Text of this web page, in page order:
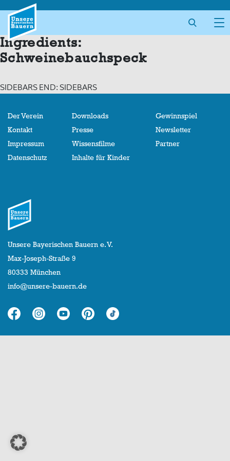
content
Ingredients:
Schweinebauchspeck
SIDEBARS END: SIDEBARS
Der Verein
Kontakt
Impressum
Datenschutz
Downloads
Presse
Wissensfilme
Inhalte für Kinder
Gewinnspiel
Newsletter
Partner
Unsere Bayerischen Bauern e. V.
Max-Joseph-Straße 9
80333 München
info@unsere-bauern.de